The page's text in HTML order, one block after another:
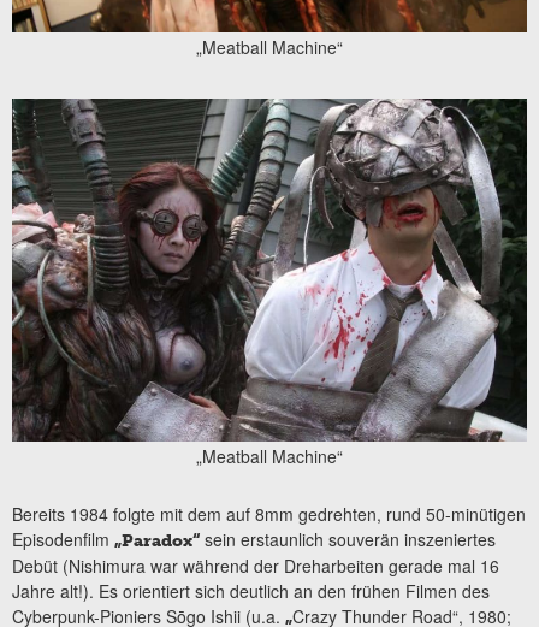
„Meatball Machine“
„Meatball Machine“
Bereits 1984 folgte mit dem auf 8mm gedrehten, rund 50-minütigen
Episodenfilm „Paradox“ sein erstaunlich souverän inszeniertes
Debüt (Nishimura war während der Dreharbeiten gerade mal 16
Jahre alt!). Es orientiert sich deutlich an den frühen Filmen des
Cyberpunk-Pioniers Sōgo Ishii (u.a. „Crazy Thunder Road“, 1980;